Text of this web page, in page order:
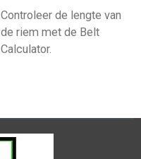
Controleer de lengte van
de riem met de Belt
Calculator.